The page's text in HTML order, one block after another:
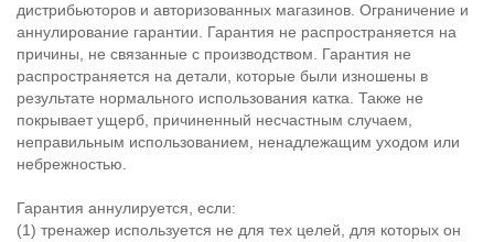
дистрибьюторов и авторизованных магазинов. Ограничение и
аннулирование гарантии. Гарантия не распространяется на
причины, не связанные с производством. Гарантия не
распространяется на детали, которые были изношены в
результате нормального использования катка. Также не
покрывает ущерб, причиненный несчастным случаем,
неправильным использованием, ненадлежащим уходом или
небрежностью.
Гарантия аннулируется, если:
(1) тренажер используется не для тех целей, для которых он